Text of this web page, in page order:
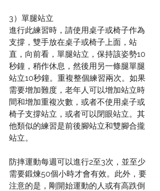
3）單腿站立
進行此練習時，請使用桌子或椅子作為
支撐，雙手放在桌子或椅子上面，站
直，向前看，單腿站立，保持該姿勢10
秒鐘，稍作休息，然後用另一條腿單腿
站立10秒鐘。重複整個練習兩次。如果
需要增加難度，老年人可以增加站立時
間和增加重複次數，或者不使用桌子或
椅子支撐站立，或者可以閉眼站立。其
他類似的練習是前後腳站立和雙腳合攏
站立。
防摔運動每週可以進行2至3次，並至少
需要鍛煉50個小時才會有效。此外，要
注意的是，剛開始運動的人或有高跌倒